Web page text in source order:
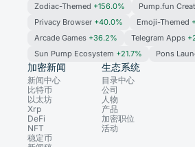
Zodiac-Themed +156.0% Pump.fun
Privacy Browser +40.0% Emoji-Themed
Arcade Games +36.2% Telegram Apps
Sun Pump Ecosystem +21.7% Pons
加密新闻
新闻中心
比特币
以太坊
Xrp
DeFi
NFT
稳定币
生态系统
目录中心
公司
人物
产品
加密职位
活动